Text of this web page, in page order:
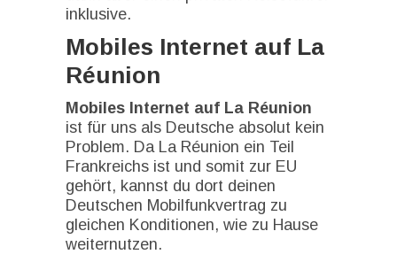
inklusive.
Mobiles Internet auf La
Réunion
Mobiles Internet auf La Réunion
ist für uns als Deutsche absolut kein
Problem. Da La Réunion ein Teil
Frankreichs ist und somit zur EU
gehört, kannst du dort deinen
Deutschen Mobilfunkvertrag zu
gleichen Konditionen, wie zu Hause
weiternutzen.